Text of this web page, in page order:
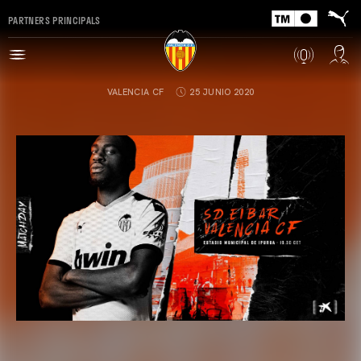
PARTNERS PRINCIPALS
VALENCIA CF 25 JUNIO 2020